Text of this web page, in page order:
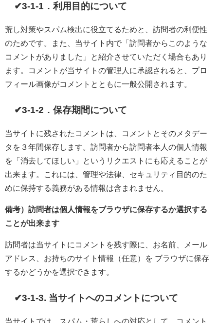
✔3-1-1．利用目的について
荒し対策やスパム検出に役立てるためと、訪問者の利便性
のためです。また、当サイト内で「訪問者からこのような
コメントがありました」と紹介させていただく場合もあり
ます。コメントが当サイトの管理人に承認されると、プロ
フィール画像がコメントとともに一般公開されます。
✔3-1-2．保存期間について
当サイトに残されたコメントは、コメントとそのメタデー
タを３年間保存します。訪問者から訪問者本人の個人情報
を「消去してほしい」というリクエストにも応えることが
出来ます。これには、管理や法律、セキュリティ目的のた
めに保持する義務がある情報は含まれません。
備考）訪問者は個人情報をブラウザに保存するか選択する
ことが出来ます
訪問者は当サイトにコメントを残す際に、お名前、メール
アドレス、お持ちのサイト情報（任意）を ブラウザに保存
するかどうかを選択できます。
✔3-1-3. 当サイトへのコメントについて